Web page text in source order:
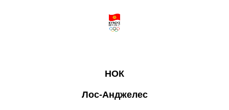
НОК
Лос-Анджелес